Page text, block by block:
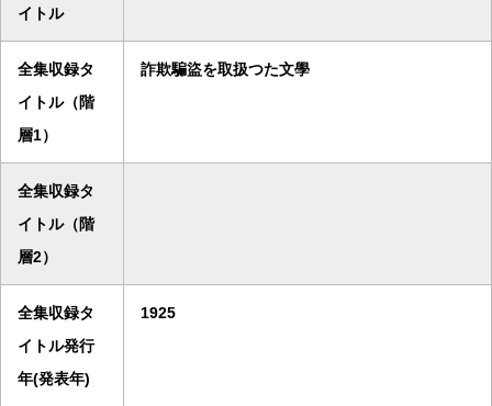
イトル
全集収録タ
イトル（階
層1）
詐欺騙盜を取扱つた文學
全集収録タ
イトル（階
層2）
全集収録タ
イトル発行
年(発表年)
1925